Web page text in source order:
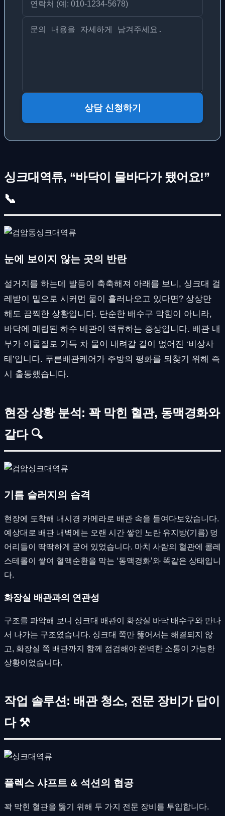
상담 신청하기
싱크대역류, “바닥이 물바다가 됐어요!”
📞
눈에 보이지 않는 곳의 반란
설거지를 하는데 발등이 축축해져 아래를 보니, 싱크대 걸
레받이 밑으로 시커먼 물이 흘러나오고 있다면? 상상만
해도 끔찍한 상황입니다. 단순한 배수구 막힘이 아니라,
바닥에 매립된 하수 배관이 역류하는 증상입니다. 배관 내
부가 이물질로 가득 차 물이 내려갈 길이 없어진 ‘비상사
태’입니다. 푸른배관케어가 주방의 평화를 되찾기 위해 즉
시 출동했습니다.
현장 상황 분석: 꽉 막힌 혈관, 동맥경화와
같다 🔍
기름 슬러지의 습격
현장에 도착해 내시경 카메라로 배관 속을 들여다보았습니다.
예상대로 배관 내벽에는 오랜 시간 쌓인 노란 유지방(기름) 덩
어리들이 딱딱하게 굳어 있었습니다. 마치 사람의 혈관에 콜레
스테롤이 쌓여 혈액순환을 막는 ‘동맥경화’와 똑같은 상태입니
다.
화장실 배관과의 연관성
구조를 파악해 보니 싱크대 배관이 화장실 바닥 배수구와 만나
서 나가는 구조였습니다. 싱크대 쪽만 뚫어서는 해결되지 않
고, 화장실 쪽 배관까지 함께 점검해야 완벽한 소통이 가능한
상황이었습니다.
작업 솔루션: 배관 청소, 전문 장비가 답이
다 ⚒
플렉스 샤프트 & 석션의 협공
꽉 막힌 혈관을 뚫기 위해 두 가지 전문 장비를 투입합니다.